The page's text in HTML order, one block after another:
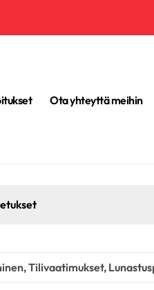
Ota yhteyttä meihin
IV Twitch Drops:
Tilivaatimukset,